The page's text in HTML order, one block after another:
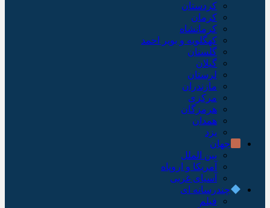
کردستان
کرمان
کرمانشاه
کهگلویه و بویر احمد
گلستان
گیلان
لرستان
مازندران
مرکزی
هرمزگان
همدان
یزد
جهان
بین الملل
آمریکا و اروپاه
آسیای غربی
چندرسانه ای
فیلم